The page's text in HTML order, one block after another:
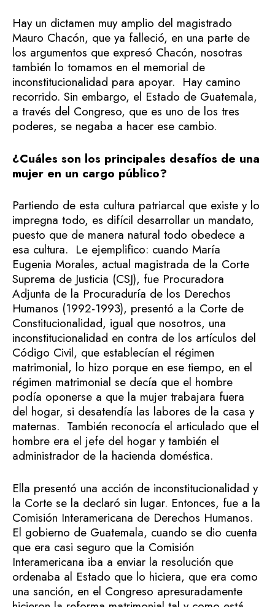
Hay un dictamen muy amplio del magistrado
Mauro Chacón, que ya falleció, en una parte de
los argumentos que expresó Chacón, nosotras
también lo tomamos en el memorial de
inconstitucionalidad para apoyar. Hay camino
recorrido. Sin embargo, el Estado de Guatemala,
a través del Congreso, que es uno de los tres
poderes, se negaba a hacer ese cambio.
¿Cuáles son los principales desafíos de una
mujer en un cargo público?
Partiendo de esta cultura patriarcal que existe y lo
impregna todo, es difícil desarrollar un mandato,
puesto que de manera natural todo obedece a
esa cultura. Le ejemplifico: cuando María
Eugenia Morales, actual magistrada de la Corte
Suprema de Justicia (CSJ), fue Procuradora
Adjunta de la Procuraduría de los Derechos
Humanos (1992-1993), presentó a la Corte de
Constitucionalidad, igual que nosotros, una
inconstitucionalidad en contra de los artículos del
Código Civil, que establecían el régimen
matrimonial, lo hizo porque en ese tiempo, en el
régimen matrimonial se decía que el hombre
podía oponerse a que la mujer trabajara fuera
del hogar, si desatendía las labores de la casa y
maternas. También reconocía el articulado que el
hombre era el jefe del hogar y también el
administrador de la hacienda doméstica.
Ella presentó una acción de inconstitucionalidad y
la Corte se la declaró sin lugar. Entonces, fue a la
Comisión Interamericana de Derechos Humanos.
El gobierno de Guatemala, cuando se dio cuenta
que era casi seguro que la Comisión
Interamericana iba a enviar la resolución que
ordenaba al Estado que lo hiciera, que era como
una sanción, en el Congreso apresuradamente